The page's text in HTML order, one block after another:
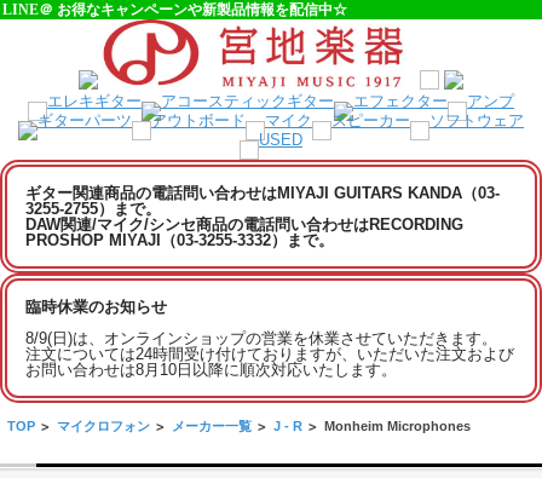
LINE＠ お得なキャンペーンや新製品情報を配信中☆
ギター関連商品の電話問い合わせはMIYAJI GUITARS KANDA（03-
3255-2755）まで。
DAW関連/マイク/シンセ商品の電話問い合わせはRECORDING
PROSHOP MIYAJI（03-3255-3332）まで。
臨時休業のお知らせ
8/9(日)は、オンラインショップの営業を休業させていただきます。
注文については24時間受け付けておりますが、いただいた注文および
お問い合わせは8月10日以降に順次対応いたします。
TOP > マイクロフォン > メーカー一覧 > J - R > Monheim Microphones